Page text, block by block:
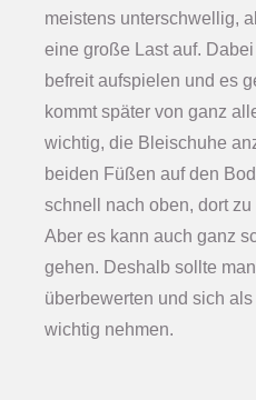
meistens unterschwellig,
eine große Last auf.
befreit aufspielen und es
kommt später von ganz
wichtig, die Bleischuhe
beiden Füßen auf den
schnell nach oben, dort
Aber es kann auch ganz
gehen. Deshalb sollte
überbewerten und sich
wichtig nehmen.